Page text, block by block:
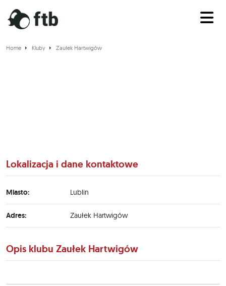
Home Kluby Zaułek Hartwigów
Lokalizacja i dane kontaktowe
Miasto: Lublin
Adres: Zaułek Hartwigów
Opis klubu Zaułek Hartwigów